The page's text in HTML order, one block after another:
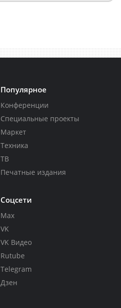
Популярное
Конференции
Специальные проекты
Маркет
Техника
ТВ
Печатные издания
Соцсети
Max
VK
VK Видео
Rutube
Telegram
Дзен